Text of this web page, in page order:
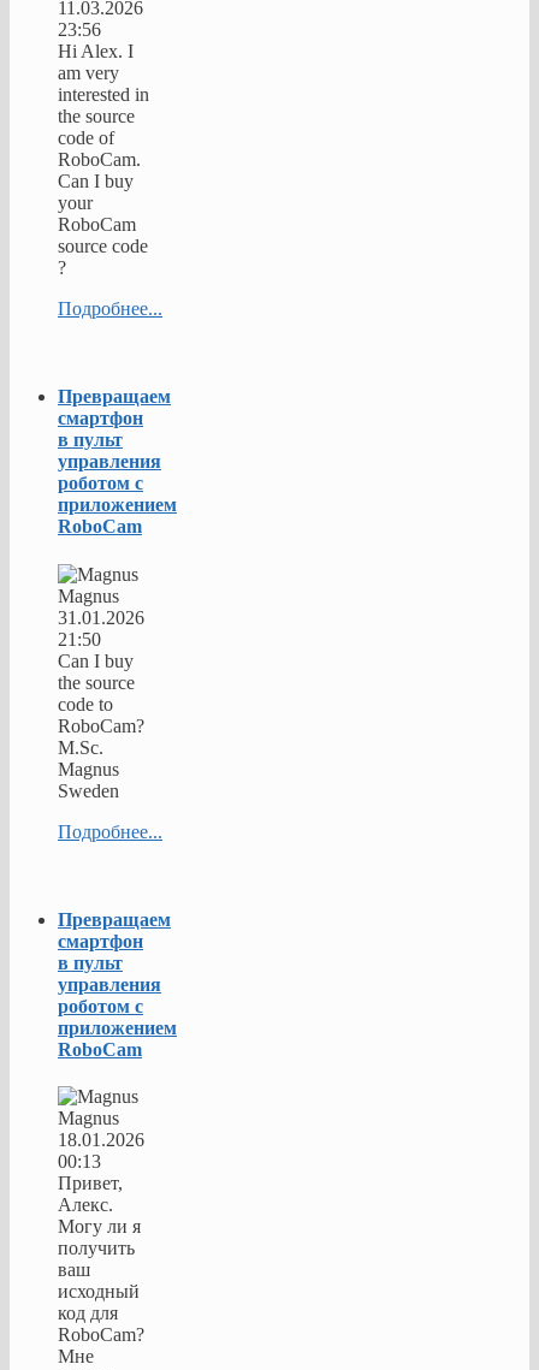
11.03.2026
23:56
Hi Alex. I
am very
interested in
the source
code of
RoboCam.
Can I buy
your
RoboCam
source code
?
Подробнее...
Превращаем
смартфон
в пульт
управления
роботом с
приложением
RoboCam
Magnus
31.01.2026
21:50
Can I buy
the source
code to
RoboCam?
M.Sc.
Magnus
Sweden
Подробнее...
Превращаем
смартфон
в пульт
управления
роботом с
приложением
RoboCam
Magnus
18.01.2026
00:13
Привет,
Алекс.
Могу ли я
получить
ваш
исходный
код для
RoboCam?
Мне